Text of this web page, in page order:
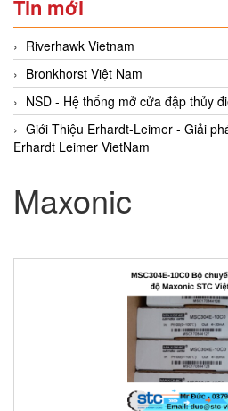
Tin mới
Riverhawk Vietnam
Bronkhorst Việt Nam
NSD - Hệ thống mở cửa đập thủy
Giới Thiệu Erhardt-Leimer - Giải
Erhardt Leimer VietNam
Maxonic